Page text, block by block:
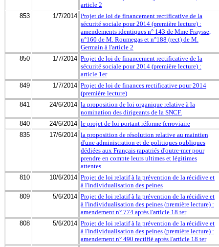
article 2
853
1/7/2014 Projet de loi de financement rectificative de la
sécurité sociale pour 2014 (première lecture) :
amendements identiques n° 143 de Mme Fraysse,
n°160 de M. Roumegas et n°188 (rect) de M.
Germain à l'article 2
850
1/7/2014 Projet de loi de financement rectificative de la
sécurité sociale pour 2014 (première lecture) :
article 1er
849
1/7/2014 Projet de loi de finances rectificative pour 2014
(première lecture)
841
24/6/2014 la proposition de loi organique relative à la
nomination des dirigeants de la SNCF.
840
24/6/2014 le projet de loi portant réforme ferroviaire
835
17/6/2014 la proposition de résolution relative au maintien
d'une administration et de politiques publiques
dédiées aux Français rapatriés d'outre-mer pour
prendre en compte leurs ultimes et légitimes
attentes.
810
10/6/2014 Projet de loi relatif à la prévention de la récidive et
à l'individualisation des peines
809
5/6/2014 Projet de loi relatif à la prévention de la récidive et
à l'individualisation des peines (première lecture) :
amendement n° 774 après l'article 18 ter
808
5/6/2014 Projet de loi relatif à la prévention de la récidive et
à l'individualisation des peines (première lecture) :
amendement n° 490 rectifié après l'article 18 ter